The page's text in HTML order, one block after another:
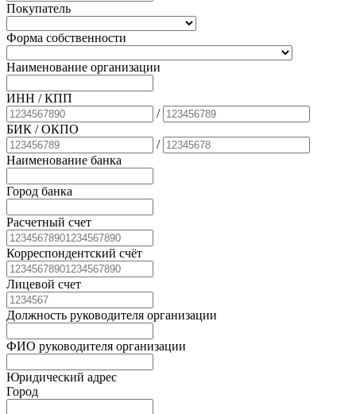
Покупатель
Форма собственности
Наименование организации
ИНН / КПП
/
БИК / ОКПО
/
Наименование банка
Город банка
Расчетный счет
Корреспондентский счёт
Лицевой счет
Должность руководителя организации
ФИО руководителя организации
Юридический адрес
Город